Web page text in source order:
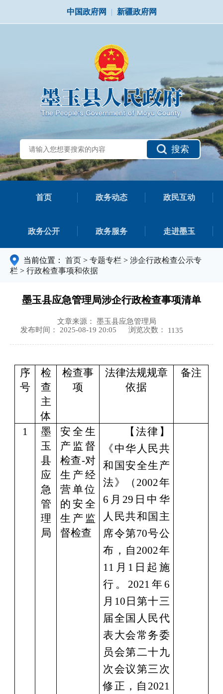
中国政府网 | 新疆政府网
搜索
首页 政务动态 政民互动
政务公开 政务服务 走进墨玉
当前位置： 首页 > 专题专栏 > 涉企行政检查公示专
栏 > 行政检查事项和依据
墨玉县应急管理局涉企行政检查事项清单
文章来源： 墨玉县应急管理局
发布时间： 2025-08-19 20:05
浏览次数： 1135
序
号
检
查
主
体
检查事
项
法律法规规章
依据
备注
1
墨
玉
县
应
急
管
理
局
安全生
产监督
检查-对
生产经
营单位
的安全
生产监
督检查
【法律】
《中华人民共
和国安全生产
法》（ 2002年
6月29日中华
人民共和国主
席令第70号公
布，自2002年
11月1 日起施
行 。2021年6
月10日第十三
届全国人民代
表大会常务委
员会第二十九
次会议第三次
修正，自2021